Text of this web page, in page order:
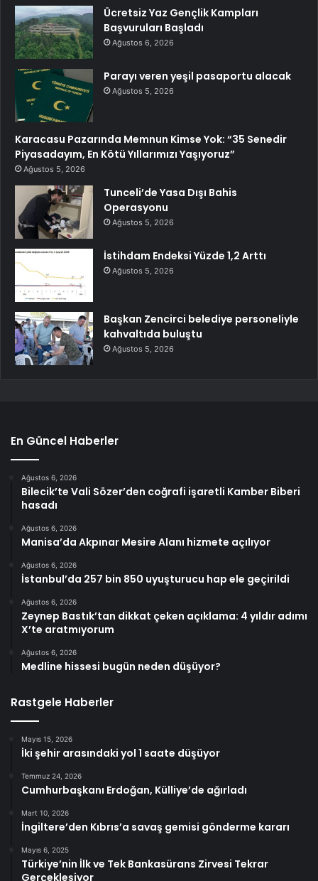
Ücretsiz Yaz Gençlik Kampları
Başvuruları Başladı
Ağustos 6, 2026
Parayı veren yeşil pasaportu alacak
Ağustos 5, 2026
Karacasu Pazarında Memnun Kimse Yok: “35 Senedir
Piyasadayım, En Kötü Yıllarımızı Yaşıyoruz”
Ağustos 5, 2026
Tunceli’de Yasa Dışı Bahis
Operasyonu
Ağustos 5, 2026
İstihdam Endeksi Yüzde 1,2 Arttı
Ağustos 5, 2026
Başkan Zencirci belediye personeliyle
kahvaltıda buluştu
Ağustos 5, 2026
En Güncel Haberler
Ağustos 6, 2026
Bilecik’te Vali Sözer’den coğrafi işaretli Kamber Biberi
hasadı
Ağustos 6, 2026
Manisa’da Akpınar Mesire Alanı hizmete açılıyor
Ağustos 6, 2026
İstanbul’da 257 bin 850 uyuşturucu hap ele geçirildi
Ağustos 6, 2026
Zeynep Bastık’tan dikkat çeken açıklama: 4 yıldır adımı
X’te aratmıyorum
Ağustos 6, 2026
Medline hissesi bugün neden düşüyor?
Rastgele Haberler
Mayıs 15, 2026
İki şehir arasındaki yol 1 saate düşüyor
Temmuz 24, 2026
Cumhurbaşkanı Erdoğan, Külliye’de ağırladı
Mart 10, 2026
İngiltere’den Kıbrıs’a savaş gemisi gönderme kararı
Mayıs 6, 2025
Türkiye’nin İlk ve Tek Bankasürans Zirvesi Tekrar
Gerçekleşiyor